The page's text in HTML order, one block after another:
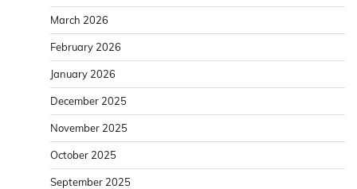
March 2026
February 2026
January 2026
December 2025
November 2025
October 2025
September 2025